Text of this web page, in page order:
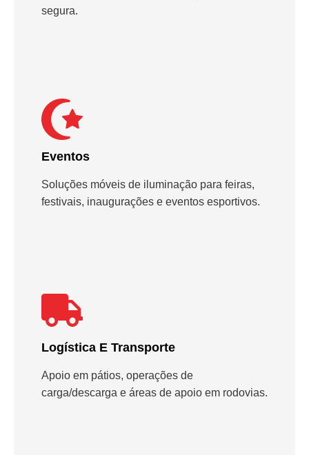
segura.
Eventos
Soluções móveis de iluminação para feiras,
festivais, inaugurações e eventos esportivos.
Logística E Transporte
Apoio em pátios, operações de
carga/descarga e áreas de apoio em rodovias.